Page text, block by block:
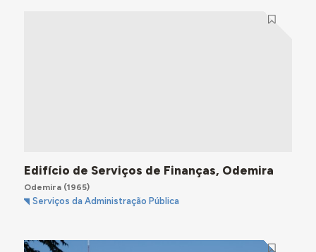
Edifício de Serviços de Finanças, Odemira
Odemira(1965)
Serviços da Administração Pública